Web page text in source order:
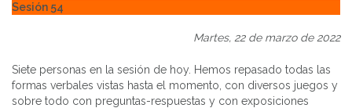
Sesión 54
Martes, 22 de marzo de 2022
Siete personas en la sesión de hoy. Hemos repasado todas las
formas verbales vistas hasta el momento, con diversos juegos y
sobre todo con preguntas-respuestas y con exposiciones